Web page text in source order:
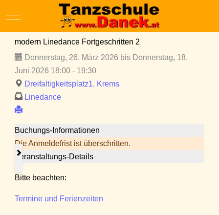
Mobile Menu Toggle
modern Linedance Fortgeschritten 2
Donnerstag, 26. März 2026 bis Donnerstag, 18.
Juni 2026 18:00 - 19:30
Dreifaltigkeitsplatz1, Krems
Linedance
Buchungs-Informationen
Die Anmeldefrist ist überschritten.
Veranstaltungs-Details
Bitte beachten:
Termine und Ferienzeiten